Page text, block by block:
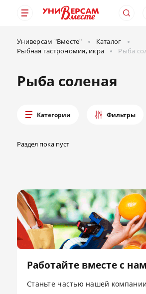
Универсам "Вместе"
Каталог
Рыбная гастрономия, икра
Рыба
Рыба соленая
Категории Фильтры
Раздел пока пуст
Работайте вместе с
Станьте частью нашей